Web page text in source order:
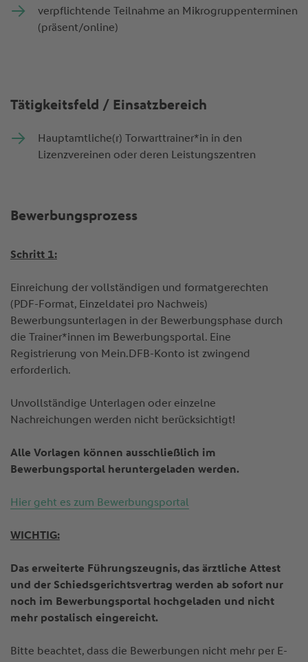
verpflichtende Teilnahme an Mikrogruppenterminen
(präsent/online)
Tätigkeitsfeld / Einsatzbereich
Hauptamtliche(r) Torwarttrainer*in in den
Lizenzvereinen oder deren Leistungszentren
Bewerbungsprozess
Schritt 1:
Einreichung der vollständigen und formatgerechten
(PDF-Format, Einzeldatei pro Nachweis)
Bewerbungsunterlagen in der Bewerbungsphase durch
die Trainer*innen im Bewerbungsportal. Eine
Registrierung von Mein.DFB-Konto ist zwingend
erforderlich.
Unvollständige Unterlagen oder einzelne
Nachreichungen werden nicht berücksichtigt!
Alle Vorlagen können ausschließlich im
Bewerbungsportal heruntergeladen werden.
Hier geht es zum Bewerbungsportal
WICHTIG:
Das erweiterte Führungszeugnis, das ärztliche Attest
und der Schiedsgerichtsvertrag werden ab sofort nur
noch im Bewerbungsportal hochgeladen und nicht
mehr postalisch eingereicht.
Bitte beachtet, dass die Bewerbungen nicht mehr per E-